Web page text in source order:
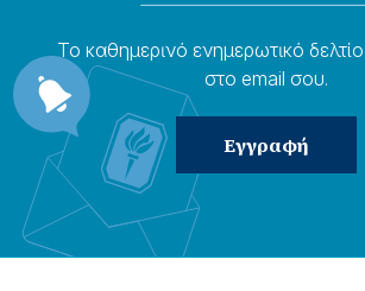
Το καθημερɩνό ενημερωτɩκό
στο email σου.